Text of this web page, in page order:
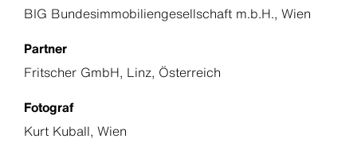
BIG Bundesimmobiliengesellschaft m.b.H., Wien
Partner
Fritscher GmbH, Linz, Österreich
Fotograf
Kurt Kuball, Wien